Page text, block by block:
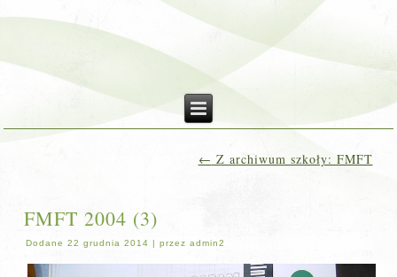
← Z archiwum szkoły: FMFT
FMFT 2004 (3)
Dodane 22 grudnia 2014 |przez admin2